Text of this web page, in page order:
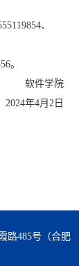
、
。
软件学院
2024年4月2日
路485号（合肥